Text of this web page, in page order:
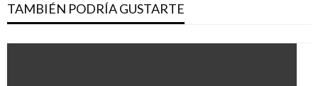
TAMBIÉN PODRÍA GUSTARTE